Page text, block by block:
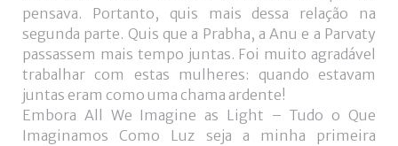
pensava. Portanto, quis mais dessa relação na
segunda parte. Quis que a Prabha, a Anu e a Parvaty
passassem mais tempo juntas. Foi muito agradável
trabalhar com estas mulheres: quando estavam
juntas eram como uma chama ardente!
Embora All We Imagine as Light – Tudo o Que
Imaginamos Como Luz seja a minha primeira